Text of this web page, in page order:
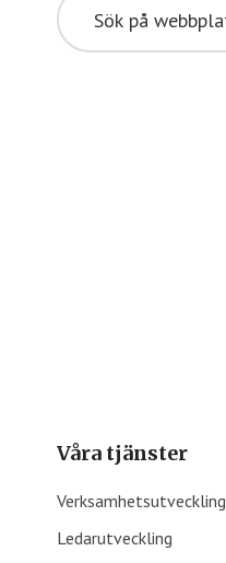
på
webbplatsen
Våra tjänster
Verksamhetsutveckling
Ledarutveckling